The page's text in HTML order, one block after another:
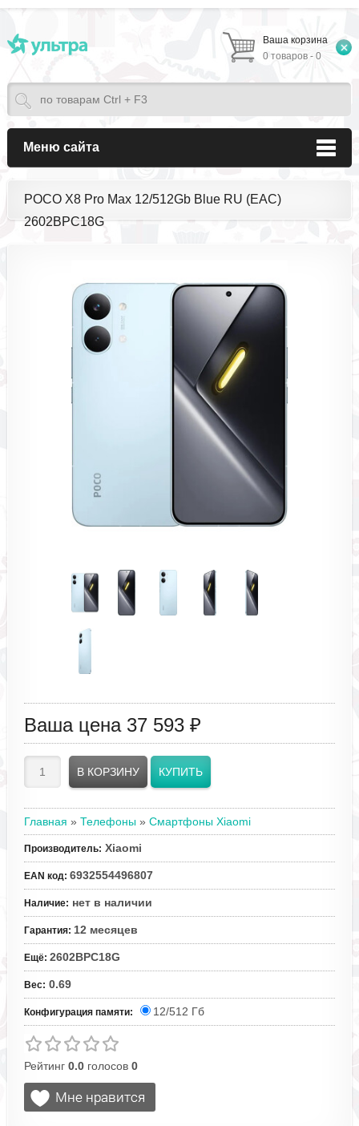
Ваша корзина
0 товаров - 0
Меню сайта
POCO X8 Pro Max 12/512Gb Blue RU (EAC)
2602BPC18G
Ваша цена 37 593 ₽
Главная » Телефоны » Смартфоны Xiaomi
Производитель: Xiaomi
EAN код: 6932554496807
Наличие: нет в наличии
Гарантия: 12 месяцев
Ещё: 2602BPC18G
Вес: 0.69
Конфигурация памяти: 12/512 Гб
Рейтинг 0.0голосов 0